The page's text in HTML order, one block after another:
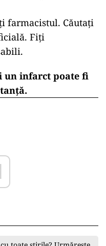
farmacistul. Căutați
Fiți
un infarct poate fi